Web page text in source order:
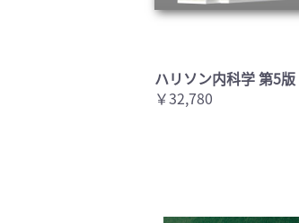
ハリソン内科学 第5版
￥32,780